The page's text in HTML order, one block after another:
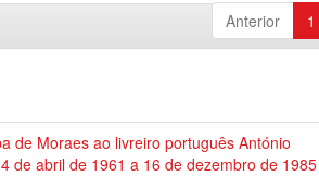
Anterior 1
de Moraes ao livreiro português António
de abril de 1961 a 16 de dezembro de 1985